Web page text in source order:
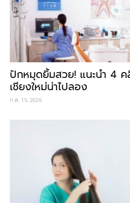
ปักหมุดยิ้มสวย! แนะนำ 4 ค
เชียงใหม่น่าไปลอง
ก.ค. 15, 2026